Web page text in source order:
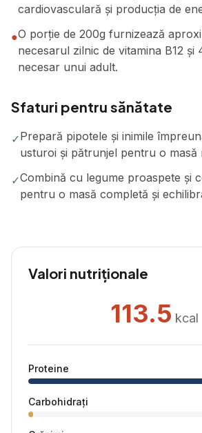
cardiovasculară și producția de
●O porție de 200g furnizează
necesarul zilnic de vitamina B12 și
necesar unui adult.
Sfaturi pentru sănătate
✓Prepară pipotele și inimile
usturoi și pătrunjel pentru o masă
✓Combină cu legume proaspete și
pentru o masă completă și
Valori nutriționale
113.5 kcal
Proteine
Carbohidrați